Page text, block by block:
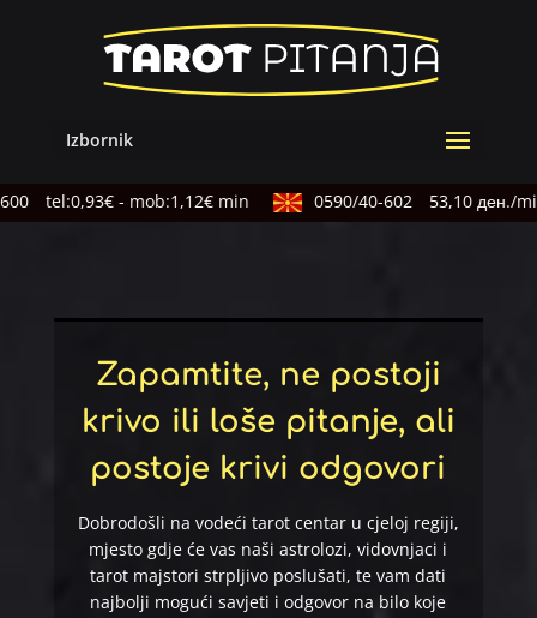
Izbornik
tel:0,93€ - mob:1,12€ min 0590/40-602 53,10 ден./min
Zapamtite, ne postoji
krivo ili loše pitanje, ali
postoje krivi odgovori
Dobrodošli na vodeći tarot centar u cjeloj regiji,
mjesto gdje će vas naši astrolozi, vidovnjaci i
tarot majstori strpljivo poslušati, te vam dati
najbolji mogući savjeti i odgovor na bilo koje